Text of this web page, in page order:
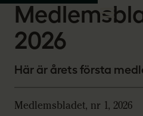
2026
Här är årets första
Medlemsbladet, nr 1, 2026